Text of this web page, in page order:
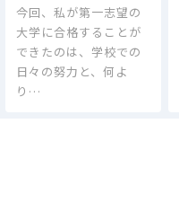
今回、私が第一志望の
大学に合格することが
できたのは、学校での
日々の努力と、何よ
り…